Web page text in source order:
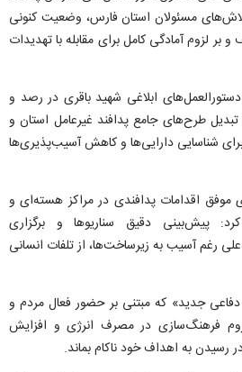
مسئولان استان فارس، وضعیت کنونی
لزوم آمادگی کامل برای مقابله با تهدیدات
ابلاغی شهید باقری در رصد و
طرح‌های جامع پدافند غیرعامل استان و
برای شناسایی دارایی‌ها و کاهش آسیب‌پذیری‌ها
موفق اقدامات پدافندی در مراکز هسته‌ای و
پیش‌بینی دقیق سناریو‌ها و برگزاری
رغم آسیب به زیرساخت‌ها، از تلفات انسانی
جدید» که مبتنی بر حضور فعال مردم و
فرهنگ‌سازی در مصرف انرژی و افزایش
رسیدن به اهداف خود ناکام بماند.